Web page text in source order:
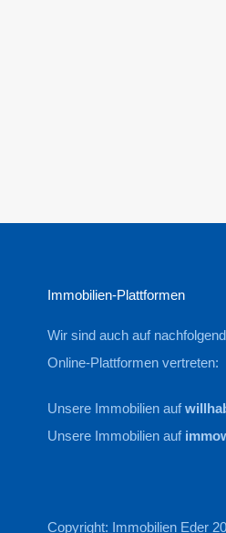
Immobilien-Plattformen
Wir sind auch auf
Online-Plattformen vertreten:
Unsere Immobilien auf
Unsere Immobilien auf
Copyright: Immobilien Eder